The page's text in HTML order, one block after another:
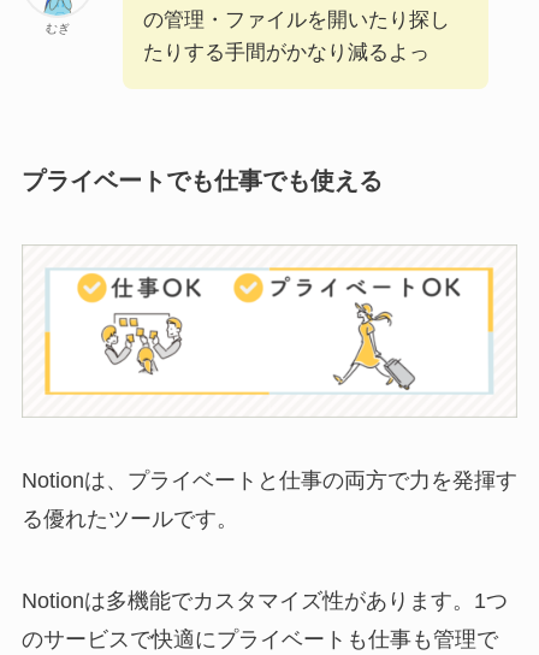
むぎ
の管理・ファイルを開いたり探し
たりする手間がかなり減るよっ
プライベートでも仕事でも使える
Notionは、プライベートと仕事の両方で力を発揮す
る優れたツールです。
Notionは多機能でカスタマイズ性があります。1つ
のサービスで快適にプライベートも仕事も管理で